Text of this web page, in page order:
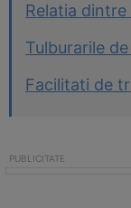
Relatia
Tulburarile
Facilitati de